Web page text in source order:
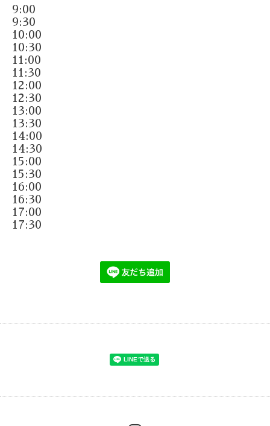
9:00
9:30
10:00
10:30
11:00
11:30
12:00
12:30
13:00
13:30
14:00
14:30
15:00
15:30
16:00
16:30
17:00
17:30